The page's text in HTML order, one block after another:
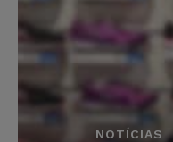
NOTÍCIAS